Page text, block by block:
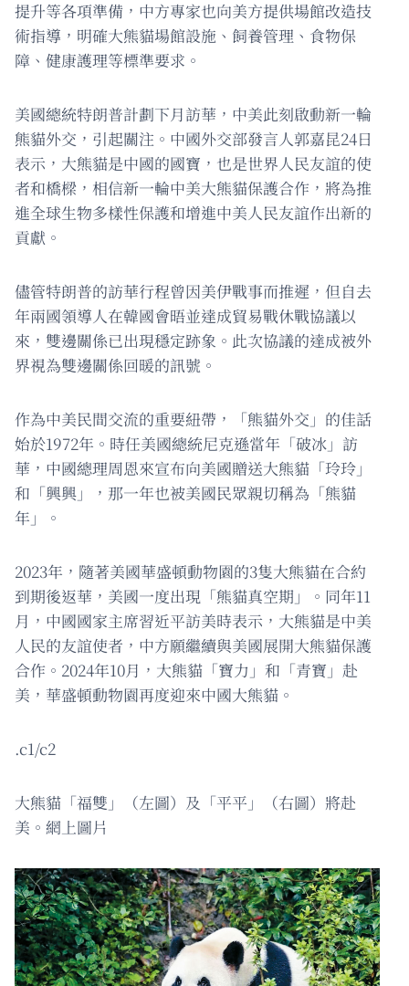
提升等各項準備，中方專家也向美方提供場館改造技
術指導，明確大熊貓場館設施、飼養管理、食物保
障、健康護理等標準要求。
美國總統特朗普計劃下月訪華，中美此刻啟動新一輪
熊貓外交，引起關注。中國外交部發言人郭嘉昆24日
表示，大熊貓是中國的國寶，也是世界人民友誼的使
者和橋樑，相信新一輪中美大熊貓保護合作，將為推
進全球生物多樣性保護和增進中美人民友誼作出新的
貢獻。
儘管特朗普的訪華行程曾因美伊戰事而推遲，但自去
年兩國領導人在韓國會晤並達成貿易戰休戰協議以
來，雙邊關係已出現穩定跡象。此次協議的達成被外
界視為雙邊關係回暖的訊號。
作為中美民間交流的重要紐帶，「熊貓外交」的佳話
始於1972年。時任美國總統尼克遜當年「破冰」訪
華，中國總理周恩來宣布向美國贈送大熊貓「玲玲」
和「興興」，那一年也被美國民眾親切稱為「熊貓
年」。
2023年，隨著美國華盛頓動物園的3隻大熊貓在合約
到期後返華，美國一度出現「熊貓真空期」。同年11
月，中國國家主席習近平訪美時表示，大熊貓是中美
人民的友誼使者，中方願繼續與美國展開大熊貓保護
合作。2024年10月，大熊貓「寶力」和「青寶」赴
美，華盛頓動物園再度迎來中國大熊貓。
.c1/c2
大熊貓「福雙」（左圖）及「平平」（右圖）將赴
美。網上圖片